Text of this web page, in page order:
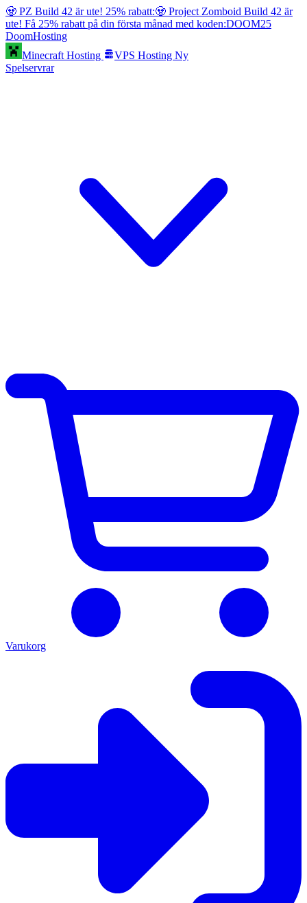
🧟 PZ Build 42 är ute! 25% rabatt:🧟 Project Zomboid Build 42 är
ute! Få 25% rabatt på din första månad med koden:DOOM25
DoomHosting
Minecraft Hosting
VPS Hosting Ny
Spelservrar
Varukorg